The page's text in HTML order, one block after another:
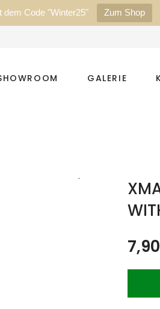
dem Code "Winter25" Zum Shop
GALERIE
7,90